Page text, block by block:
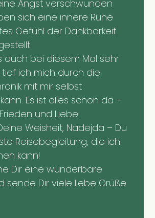
Angst verschwunden
sich eine innere Ruhe
Gefühl der Dankbarkeit
auch bei diesem Mal sehr
ich mich durch die
mit mir selbst
Es ist alles schon da –
und Liebe.
Weisheit, Nadejda – Du
Reisebegleitung, die ich
kann!
Dir eine wunderbare
sende Dir viele liebe Grüße